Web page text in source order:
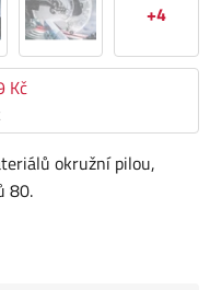
+4
Kč
okružní pilou,
80.